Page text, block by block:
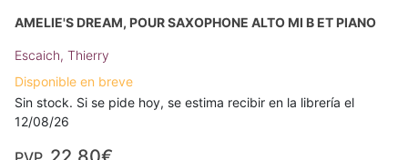
AMELIE'S DREAM, POUR SAXOPHONE ALTO MI B ET PIANO
Escaich, Thierry
Disponible en breve
Sin stock. Si se pide hoy, se estima recibir en la librería el
12/08/26